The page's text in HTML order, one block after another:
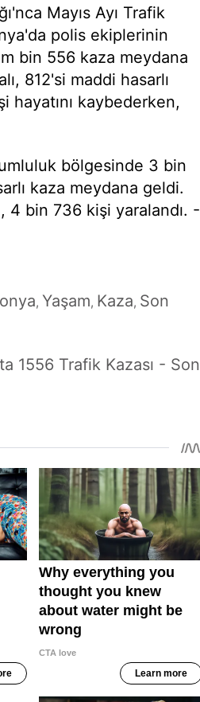
Mayıs Ayı Trafik
polis ekiplerinin
bin 556 kaza meydana
812'si maddi hasarlı
hayatını kaybederken,
bölgesinde 3 bin
kaza meydana geldi.
4 bin 736 kişi yaralandı. -
, Yaşam, Kaza, Son
1556 Trafik Kazası - Son